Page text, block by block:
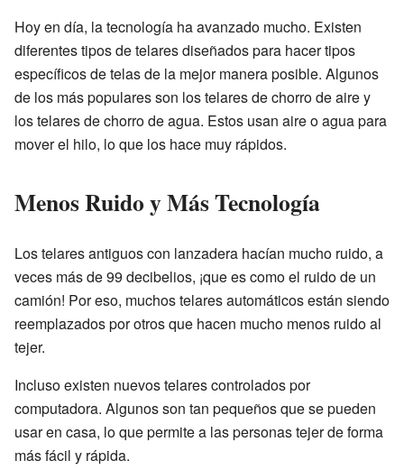
Hoy en día, la tecnología ha avanzado mucho. Existen
diferentes tipos de telares diseñados para hacer tipos
específicos de telas de la mejor manera posible. Algunos
de los más populares son los telares de chorro de aire y
los telares de chorro de agua. Estos usan aire o agua para
mover el hilo, lo que los hace muy rápidos.
Menos Ruido y Más Tecnología
Los telares antiguos con lanzadera hacían mucho ruido, a
veces más de 99 decibelios, ¡que es como el ruido de un
camión! Por eso, muchos telares automáticos están siendo
reemplazados por otros que hacen mucho menos ruido al
tejer.
Incluso existen nuevos telares controlados por
computadora. Algunos son tan pequeños que se pueden
usar en casa, lo que permite a las personas tejer de forma
más fácil y rápida.